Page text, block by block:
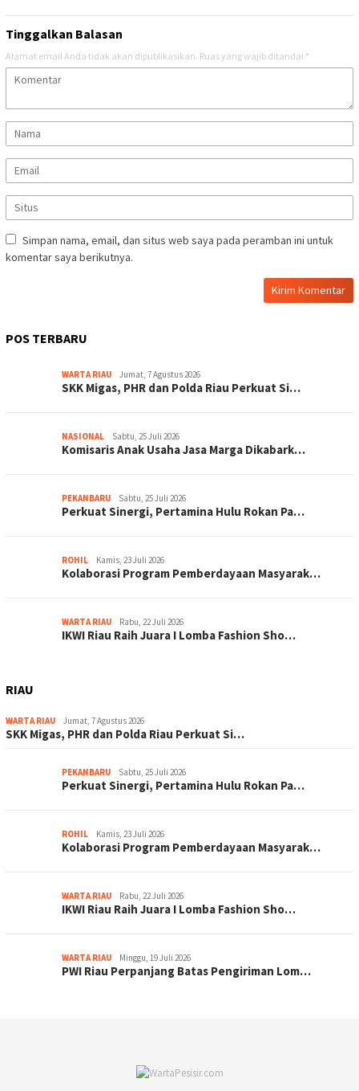
Tinggalkan Balasan
Alamat email Anda tidak akan dipublikasikan. Ruas yang wajib ditandai *
Simpan nama, email, dan situs web saya pada peramban ini untuk
komentar saya berikutnya.
POS TERBARU
WARTA RIAU Jumat, 7 Agustus 2026
SKK Migas, PHR dan Polda Riau Perkuat Si…
NASIONAL Sabtu, 25 Juli 2026
Komisaris Anak Usaha Jasa Marga Dikabark…
PEKANBARU Sabtu, 25 Juli 2026
Perkuat Sinergi, Pertamina Hulu Rokan Pa…
ROHIL Kamis, 23 Juli 2026
Kolaborasi Program Pemberdayaan Masyarak…
WARTA RIAU Rabu, 22 Juli 2026
IKWI Riau Raih Juara I Lomba Fashion Sho…
RIAU
WARTA RIAU Jumat, 7 Agustus 2026
SKK Migas, PHR dan Polda Riau Perkuat Si…
PEKANBARU Sabtu, 25 Juli 2026
Perkuat Sinergi, Pertamina Hulu Rokan Pa…
ROHIL Kamis, 23 Juli 2026
Kolaborasi Program Pemberdayaan Masyarak…
WARTA RIAU Rabu, 22 Juli 2026
IKWI Riau Raih Juara I Lomba Fashion Sho…
WARTA RIAU Minggu, 19 Juli 2026
PWI Riau Perpanjang Batas Pengiriman Lom…